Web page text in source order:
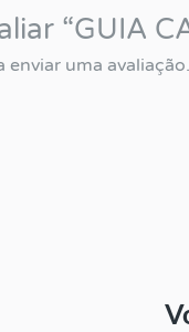
“GUIA
enviar uma avaliação.